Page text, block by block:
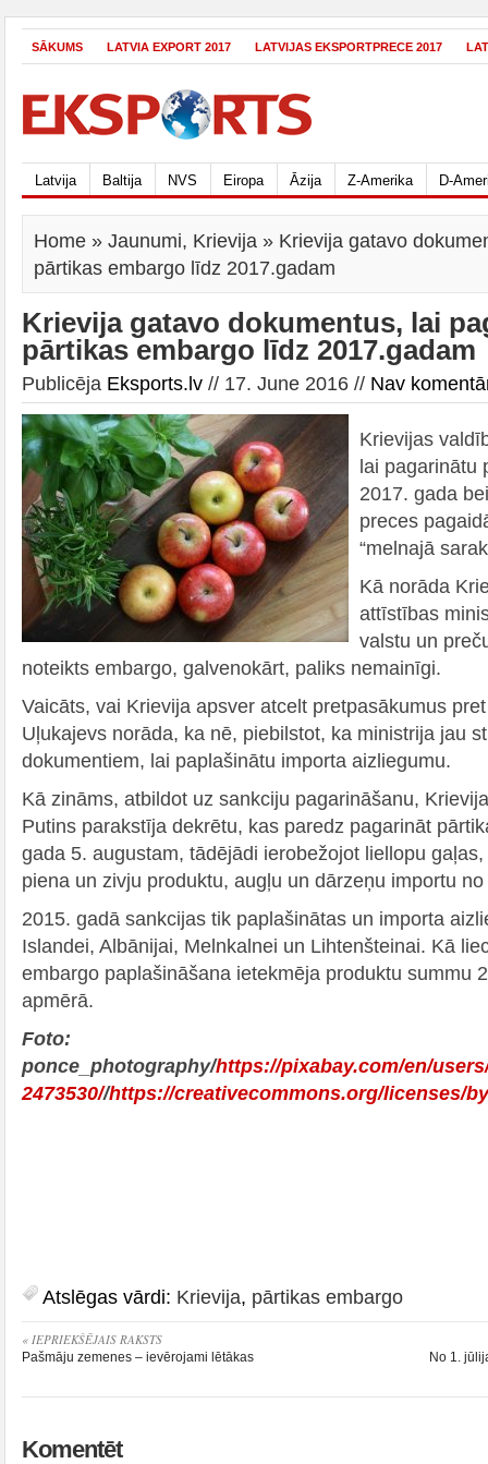
SĀKUMS LATVIA EXPORT 2017 LATVIJAS EKSPORTPRECE 2017
Latvija Baltija NVS Eiropa Āzija Z-Amerika D-
Home » Jaunumi, Krievija » Krievija gatavo
pārtikas embargo līdz 2017.gadam
Krievija gatavo dokumentus, lai
pārtikas embargo līdz 2017.gadam
Publicēja Eksports.lv // 17. June 2016 // Nav
Krievijas
lai pagarinātu
2017. gada
preces
“melnajā
Kā norāda
attīstības
valstu un
noteikts embargo, galvenokārt, paliks nemainīgi.
Vaicāts, vai Krievija apsver atcelt pretpasākumus
Uļukajevs norāda, ka nē, piebilstot, ka ministrija jau
dokumentiem, lai paplašinātu importa aizliegumu.
Kā zināms, atbildot uz sankciju pagarināšanu,
Putins parakstīja dekrētu, kas paredz pagarināt
gada 5. augustam, tādējādi ierobežojot liellopu
piena un zivju produktu, augļu un dārzeņu importu
2015. gadā sankcijas tik paplašinātas un importa
Islandei, Albānijai, Melnkalnei un Lihtenšteinai. Kā
embargo paplašināšana ietekmēja produktu summu
apmērā.
Foto:
ponce_photography/https://pixabay.com/en/
2473530//https://creativecommons.org/licenses/
Atslēgas vārdi: Krievija, pārtikas embargo
« IEPRIEKŠĒJAIS RAKSTS
Pašmāju zemenes – ievērojami lētākas No 1.
Komentēt